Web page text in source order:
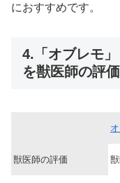
におすすめです。
4.「オブレモ」
を獣医師の評
獣医師の評価